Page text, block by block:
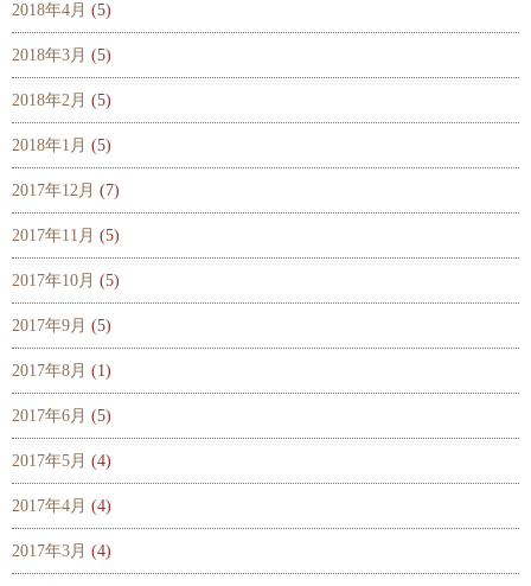
2018年4月 (5)
2018年3月 (5)
2018年2月 (5)
2018年1月 (5)
2017年12月 (7)
2017年11月 (5)
2017年10月 (5)
2017年9月 (5)
2017年8月 (1)
2017年6月 (5)
2017年5月 (4)
2017年4月 (4)
2017年3月 (4)